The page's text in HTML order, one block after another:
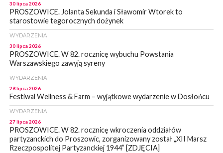
30 lipca 2026
PROSZOWICE. Jolanta Sekunda i Sławomir Wtorek to
starostowie tegorocznych dożynek
WYDARZENIA
30 lipca 2026
PROSZOWICE. W 82. rocznicę wybuchu Powstania
Warszawskiego zawyją syreny
WYDARZENIA
28 lipca 2026
Festiwal Wellness & Farm – wyjątkowe wydarzenie w Dosłońcu
WYDARZENIA
27 lipca 2026
PROSZOWICE. W 82. rocznicę wkroczenia oddziałów
partyzanckich do Proszowic, zorganizowany został „XII Marsz
Rzeczpospolitej Partyzanckiej 1944” [ZDJĘCIA]